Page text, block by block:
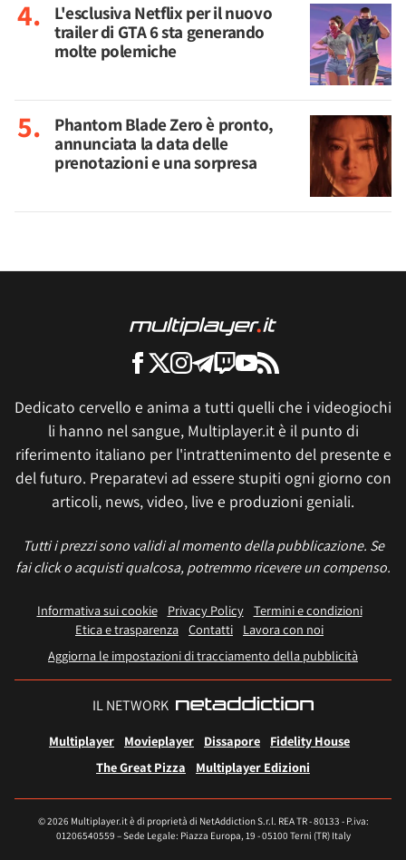
L'esclusiva Netflix per il nuovo
trailer di GTA 6 sta generando
molte polemiche
Phantom Blade Zero è pronto,
annunciata la data delle
prenotazioni e una sorpresa
Dedicato cervello e anima a tutti quelli che i videogiochi
li hanno nel sangue, Multiplayer.it è il punto di
riferimento italiano per l'intrattenimento del presente e
del futuro. Preparatevi ad essere stupiti ogni giorno con
articoli, news, video, live e produzioni geniali.
Tutti i prezzi sono validi al momento della pubblicazione. Se
fai click o acquisti qualcosa, potremmo ricevere un compenso.
Informativa sui cookie Privacy Policy
Termini e condizioni
Etica e trasparenza Contatti
Lavora con noi
Aggiorna le impostazioni di tracciamento della pubblicità
IL NETWORK
Multiplayer Movieplayer Dissapore
Fidelity House
The Great Pizza
Multiplayer Edizioni
© 2026 Multiplayer.it è di proprietà di NetAddiction S.r.l. REA TR - 80133 - P.iva:
01206540559 – Sede Legale: Piazza Europa, 19 - 05100 Terni (TR) Italy